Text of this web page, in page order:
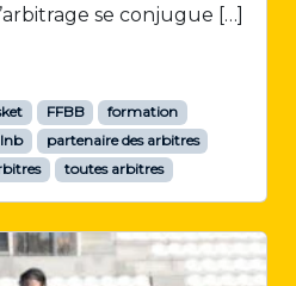
se conjugue […]
FFBB
formation
lnb
partenaire des arbitres
toutes arbitres